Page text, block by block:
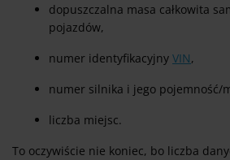
dopuszczalna masa całkowita
pojazdów,
numer identyfikacyjny VIN,
numer silnika i jego pojemność/
liczba miejsc.
To oczywiście nie koniec, bo liczba